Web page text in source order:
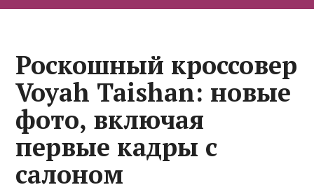
Роскошный кроссовер
Voyah Taishan: новые
фото, включая
первые кадры с
салоном